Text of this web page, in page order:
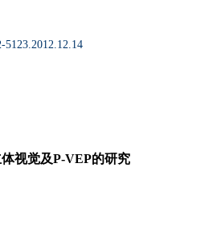
5123.2012.12.14
视觉及P-VEP的研究